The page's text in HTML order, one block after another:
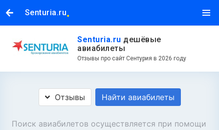
Senturia.ru.
Senturia.ru дешёвые
авиабилеты
Отзывы про сайт Сентурия в 2026 году
Отзывы Найти авиабилеты
Поиск авиабилетов осуществляется при помощи